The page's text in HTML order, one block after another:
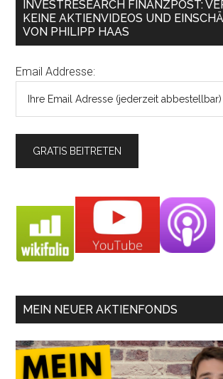
INVESTRESEARCH FINANZPOST:
KEINE AKTIENVIDEOS UND
VON PHILIPP HAAS
Email Addresse:
MEIN NEUER AKTIENFONDS